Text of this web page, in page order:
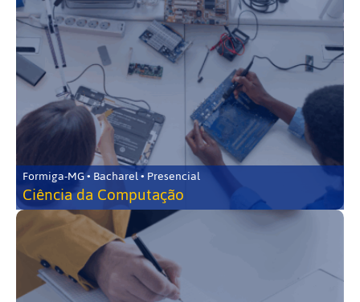
Formiga-MG • Bacharel • Presencial
Ciência da Computação